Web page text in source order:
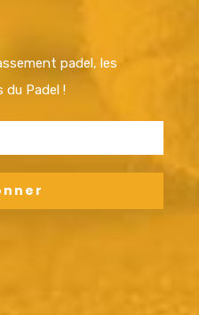
padel, les
Padel !